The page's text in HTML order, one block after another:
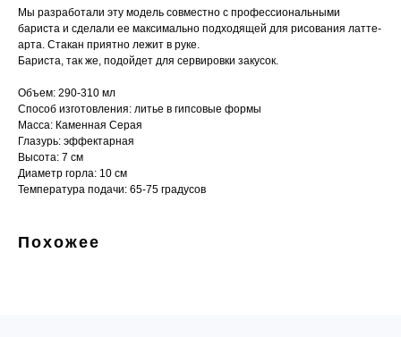
Мы разработали эту модель совместно с профессиональными
бариста и сделали ее максимально подходящей для рисования латте-
арта. Стакан приятно лежит в руке.
Бариста, так же, подойдет для сервировки закусок.
Объем: 290-310 мл
Способ изготовления: литье в гипсовые формы
Масса: Каменная Серая
Глазурь: эффектарная
Высота: 7 см
Диаметр горла: 10 см
Температура подачи: 65-75 градусов
Похожее